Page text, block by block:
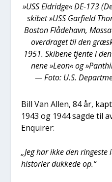
»USS Eldrid­ge« DE-173
ski­bet »USS Gar­fi­eld
Boston Flå­de­havn,
over­dra­get til den
1951. Ski­be­ne tjen­te i
ne­ne »Leon« og
—Foto: U.S.
Bill Van Allen, 84 år,
1943 og 1944 sag­de til
Enqui­rer:
„Jeg har ikke den
histo­ri­er duk­ke­de op.“